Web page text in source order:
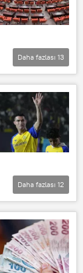
Daha fazlası 13
Daha fazlası 12